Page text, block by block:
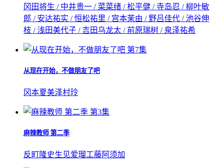
冈田将生 / 中井贵一 / 菜菜绪 / 松平健 / 寺岛忍 / 柳叶敏
郎 / 安达祐实 / 恒松祐里 / 宫本茉由 / 野吕佳代 / 池谷伸
枝 / 浅田美代子 / 吉田乌龙太 / 前原瑞树 / 泉泽祐希
第7集
从现在开始，不做朋友了吧
冈本夏美泽村玲
第3集
麻辣教师 第二季
反町隆史生见爱瑠工藤阿须加